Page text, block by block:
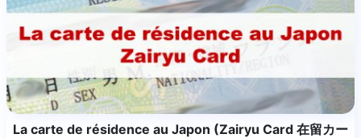
La carte de résidence au Japon (Zairyu Card 在留カー